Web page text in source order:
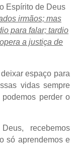
Espírito de Deus
irmãos; mas
para falar; tardio
a justiça de
espaço para
vidas sempre
perder o
recebemos
só aprendemos e